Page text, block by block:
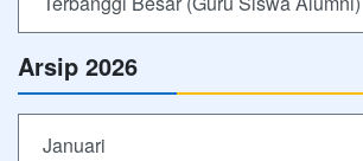
Arsip 2026
Januari